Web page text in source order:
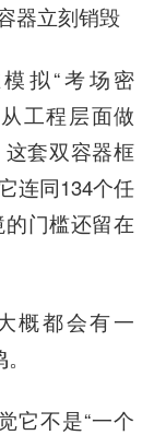
器立刻销毁
拟“考场密
工程层面做
套双容器框
连同134个任
门槛还留在
概都会有一
。
它不是“一个